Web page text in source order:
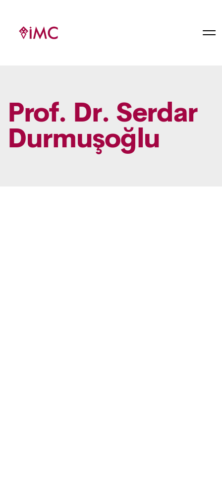
Prof. Dr. Serdar
Durmuşoğlu